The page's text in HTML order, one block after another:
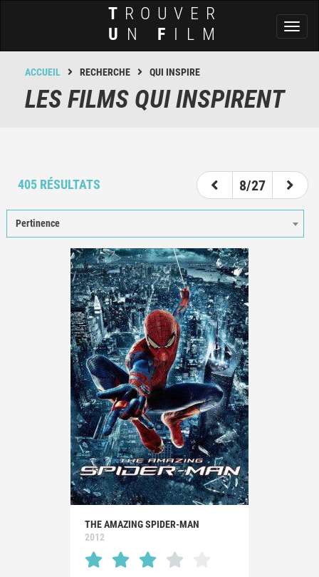
T ROUVER
U N F ILM
ACCUEIL RECHERCHE QUI INSPIRE
LES FILMS QUI INSPIRENT
405 RÉSULTATS
8/27
Pertinence
THE AMAZING SPIDER-MAN
2012